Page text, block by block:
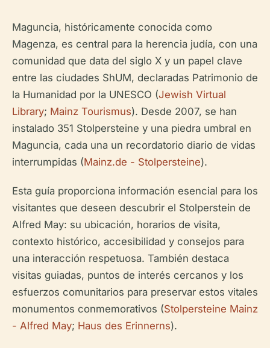
Maguncia, históricamente conocida como
Magenza, es central para la herencia judía, con una
comunidad que data del siglo X y un papel clave
entre las ciudades ShUM, declaradas Patrimonio de
la Humanidad por la UNESCO (Jewish Virtual
Library; Mainz Tourismus). Desde 2007, se han
instalado 351 Stolpersteine y una piedra umbral en
Maguncia, cada una un recordatorio diario de vidas
interrumpidas (Mainz.de - Stolpersteine).
Esta guía proporciona información esencial para los
visitantes que deseen descubrir el Stolperstein de
Alfred May: su ubicación, horarios de visita,
contexto histórico, accesibilidad y consejos para
una interacción respetuosa. También destaca
visitas guiadas, puntos de interés cercanos y los
esfuerzos comunitarios para preservar estos vitales
monumentos conmemorativos (Stolpersteine Mainz
- Alfred May; Haus des Erinnerns).